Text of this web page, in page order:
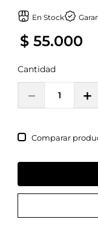
En Stock
$ 55.000
Cantidad
＋
－
Comparar